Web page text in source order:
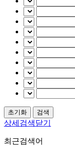
상세검색닫기
최근검색어